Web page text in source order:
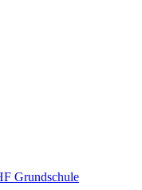
Grundschule